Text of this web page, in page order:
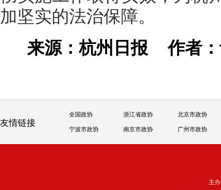
加坚实的法治保障。
来源：杭州日报作者
友情链接
全国政协 浙江省政协 北京市政协
宁波市政协 南京市政协 广州市政协
主